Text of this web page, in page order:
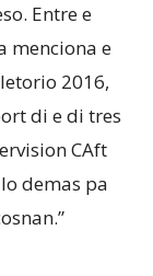
Entre e
menciona e
2016,
di e di tres
CAft
demas pa